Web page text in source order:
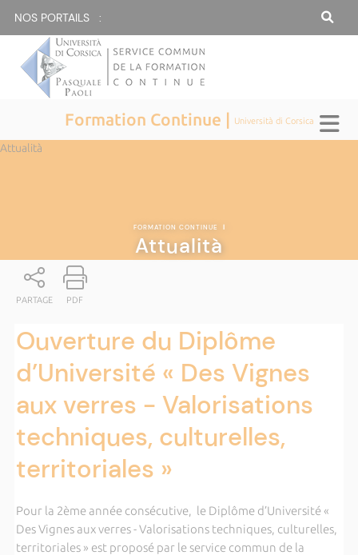
NOS PORTAILS :
Formation Continue | Università di Corsica
Attualità
FORMATION CONTINUE |
Attualità
PARTAGE PDF
Ouverture du Diplôme
d’Université « Des Vignes
aux verres - Valorisations
techniques, culturelles,
territoriales »
Pour la 2ème année consécutive, le Diplôme d’Université «
Des Vignes aux verres - Valorisations techniques, culturelles,
territoriales » est proposé par le service commun de la